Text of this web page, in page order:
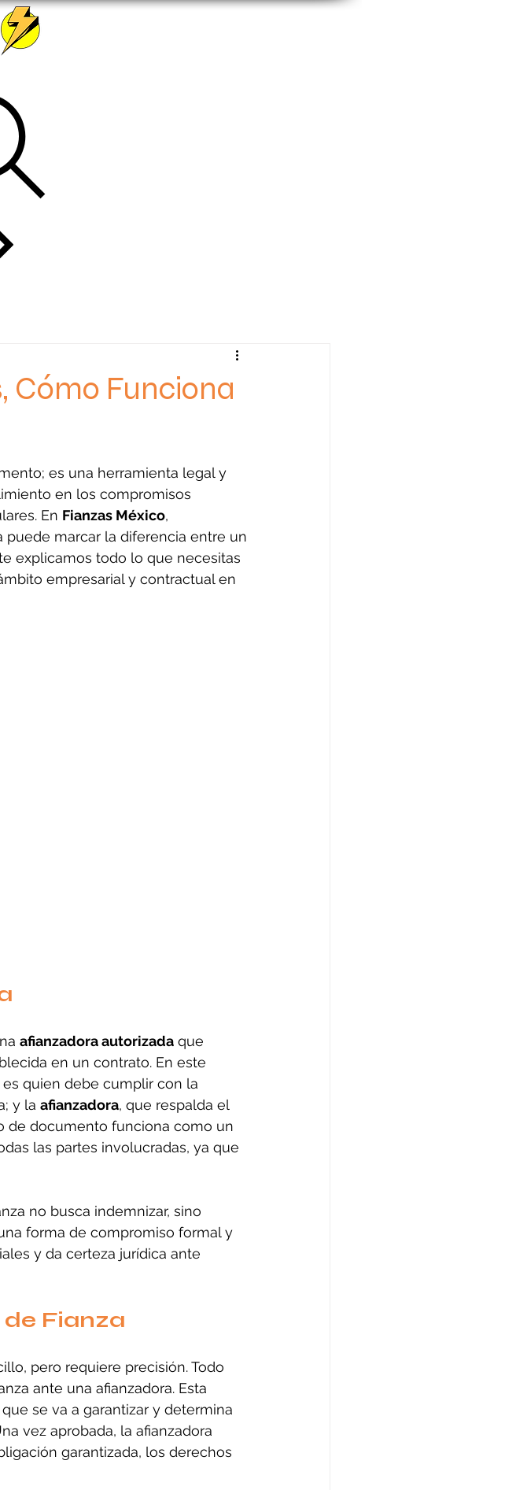
Cómo Funciona
es una herramienta legal y
en los compromisos
En Fianzas México,
marcar la diferencia entre un
explicamos todo lo que necesitas
empresarial y contractual en
afianzadora autorizada que
en un contrato. En este
es quien debe cumplir con la
y la afianzadora, que respalda el
de documento funciona como un
las partes involucradas, ya que
no busca indemnizar, sino
forma de compromiso formal y
y da certeza jurídica ante
Fianza
pero requiere precisión. Todo
ante una afianzadora. Esta
se va a garantizar y determina
vez aprobada, la afianzadora
garantizada, los derechos